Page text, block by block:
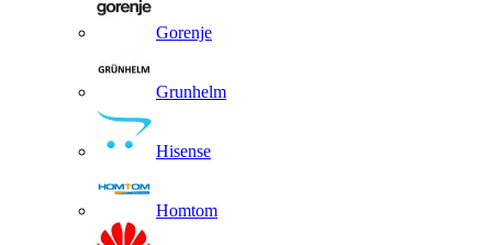
Gorenje
Grunhelm
Hisense
Homtom